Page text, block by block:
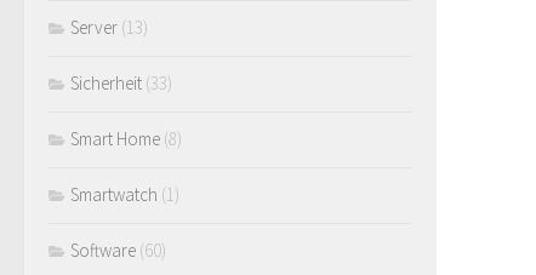
Server (13)
Sicherheit (33)
Smart Home (8)
Smartwatch (1)
Software (60)